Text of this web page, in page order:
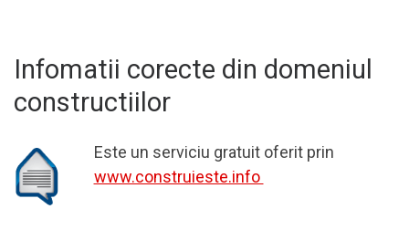
Infomatii corecte din domeniul
constructiilor
Este un serviciu gratuit oferit prin
www.construieste.info